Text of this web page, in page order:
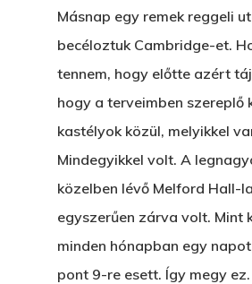
Másnap egy remek reggeli
becéloztuk Cambridge-et.
tennem, hogy előtte azért
hogy a terveimben szereplő
kastélyok közül, melyikkel
Mindegyikkel volt. A
közelben lévő Melford Hall-
egyszerűen zárva volt. Mint
minden hónapban egy
pont 9-re esett. Így megy